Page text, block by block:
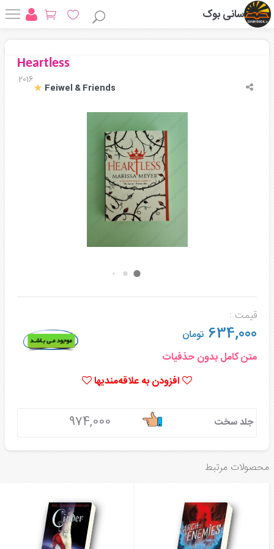
سانی بوک
Heartless
2016
Feiwel & Friends
قیمت :
634,000 تومان
متن کامل بدون حذفیات
افزودن به علاقه‌مندیها
جلد سخت 974,000
محصولات مرتبط